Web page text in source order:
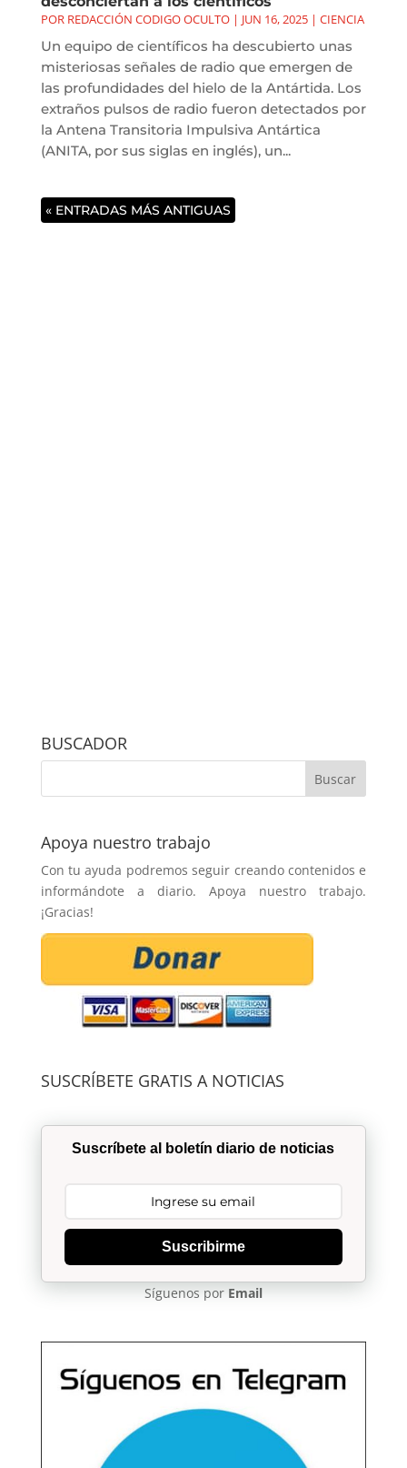
POR REDACCIÓN CODIGO OCULTO| JUN 16, 2025| CIENCIA
Un equipo de científicos ha descubierto unas
misteriosas señales de radio que emergen de
las profundidades del hielo de la Antártida. Los
extraños pulsos de radio fueron detectados por
la Antena Transitoria Impulsiva Antártica
(ANITA, por sus siglas en inglés), un...
« ENTRADAS MÁS ANTIGUAS
BUSCADOR
Apoya nuestro trabajo
Con tu ayuda podremos seguir creando contenidos e
informándote a diario. Apoya nuestro trabajo.
¡Gracias!
SUSCRÍBETE GRATIS A NOTICIAS
Suscríbete al boletín diario de noticias
Suscribirme
Síguenos por Email